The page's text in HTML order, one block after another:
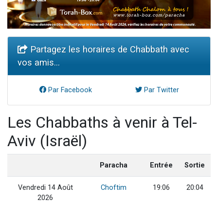
Partagez les horaires de Chabbath avec
vos amis...
Par Facebook Par Twitter
Les Chabbaths à venir à Tel-
Aviv (Israël)
Paracha Entrée Sortie
Vendredi 14 Août
2026
Choftim 19:06 20:04